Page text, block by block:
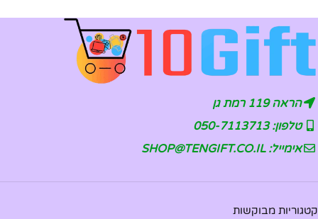
הראה 119 רמת גן
טלפון: 050-7113713
אימייל: SHOP@TENGIFT.CO.IL
קטגוריות מבוקשות